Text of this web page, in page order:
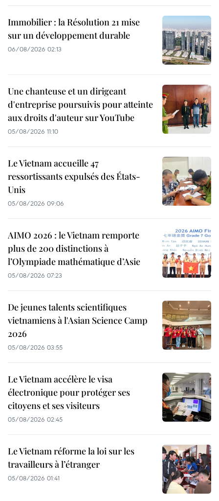
Immobilier : la Résolution 21 mise
sur un développement durable
06/08/2026 02:13
Une chanteuse et un dirigeant
d'entreprise poursuivis pour atteinte
aux droits d'auteur sur YouTube
05/08/2026 11:10
Le Vietnam accueille 47
ressortissants expulsés des États-
Unis
05/08/2026 09:06
AIMO 2026 : le Vietnam remporte
plus de 200 distinctions à
l’Olympiade mathématique d’Asie
05/08/2026 07:23
De jeunes talents scientifiques
vietnamiens à l'Asian Science Camp
2026
05/08/2026 03:55
Le Vietnam accélère le visa
électronique pour protéger ses
citoyens et ses visiteurs
05/08/2026 02:45
Le Vietnam réforme la loi sur les
travailleurs à l’étranger
05/08/2026 01:41